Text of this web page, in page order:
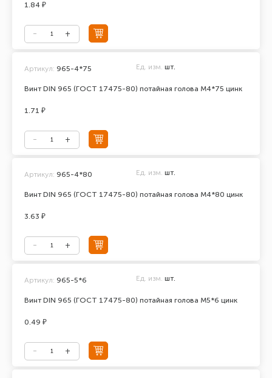
1.84 ₽
Винт DIN 965 (ГОСТ 17475-80) потайная голова М4*75 цинк
Артикул: 965-4*75 Ед. изм. шт.
1.71 ₽
Винт DIN 965 (ГОСТ 17475-80) потайная голова М4*80 цинк
Артикул: 965-4*80 Ед. изм. шт.
3.63 ₽
Винт DIN 965 (ГОСТ 17475-80) потайная голова М5*6 цинк
Артикул: 965-5*6 Ед. изм. шт.
0.49 ₽